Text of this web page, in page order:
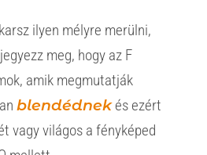
ilyen mélyre merülni,
meg, hogy az F
amik megmutatják
blendédnekés ezért
vagy világos a fényképed